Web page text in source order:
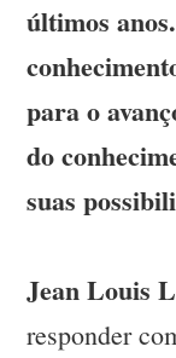
últimos
para o
do
suas
Jean Louis
responder